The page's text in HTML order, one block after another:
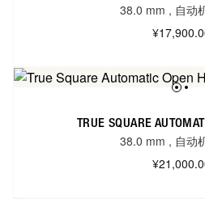
38.0 mm , 自动
TRUE SQUARE
38.0 mm , 自动